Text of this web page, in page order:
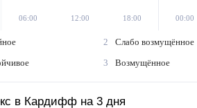
06:00 12:00 18:00 00:00
2
Слабо возмущённое
3
Возмущённое
в Кардифф на 3 дня